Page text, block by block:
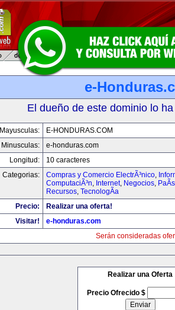
e-
El dueño de este dominio lo
Mayusculas:
E-HONDURAS.COM
Minusculas:
e-honduras.com
Longitud:
10 caracteres
Categorias:
Compras y Comercio ElectrÃ³nico,
ComputaciÃ³n, Internet, Negocios,
Recursos, TecnologÃ­a
Precio:
Realizar una oferta!
Visitar!
e-honduras.com
Serán consideradas
Realizar una Oferta
Precio Ofrecido $